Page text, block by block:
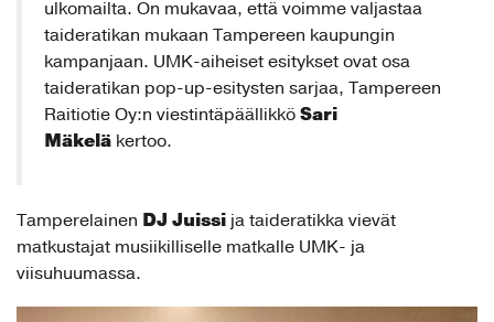
ulkomailta. On mukavaa, että voimme valjastaa
taideratikan mukaan Tampereen kaupungin
kampanjaan. UMK-aiheiset esitykset ovat osa
taideratikan pop-up-esitysten sarjaa, Tampereen
Raitiotie Oy:n viestintäpäällikkö Sari
Mäkelä kertoo.
Tamperelainen DJ Juissi ja taideratikka vievät
matkustajat musiikilliselle matkalle UMK- ja
viisuhuumassa.